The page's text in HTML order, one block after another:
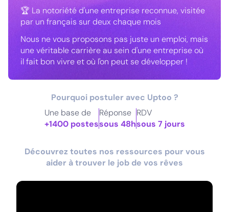
🏆 La notoriété d'une entreprise reconnue, visitée
par un français sur deux chaque mois
Nous ne vous proposons pas juste un emploi, mais
une véritable carrière au sein d'une entreprise où
il fait bon vivre et où l'on peut se développer !
Pourquoi postuler avec Uptoo ?
Une base de
+1400 postes
Réponse
sous 48h
RDV
sous 7 jours
Découvrez toutes nos ressources pour vous
aider à trouver le job de vos rêves